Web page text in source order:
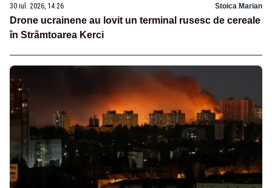
30 iul. 2026, 14:26 Stoica Marian
Drone ucrainene au lovit un terminal rusesc de cereale
în Strâmtoarea Kerci